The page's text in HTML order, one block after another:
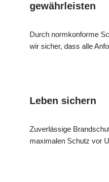
gewährleisten
Durch normkonforme
wir sicher, dass alle
Leben sichern
Zuverlässige
maximalen Schutz vor